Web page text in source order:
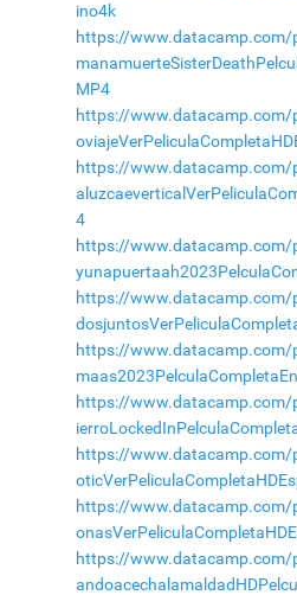
ino4k
https://www.datacamp.com/
MP4
https://www.datacamp.com/
https://www.datacamp.com/
4
https://www.datacamp.com/
https://www.datacamp.com/
https://www.datacamp.com/
https://www.datacamp.com/
https://www.datacamp.com/
https://www.datacamp.com/
https://www.datacamp.com/